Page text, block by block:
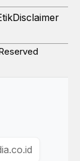
Disclaimer